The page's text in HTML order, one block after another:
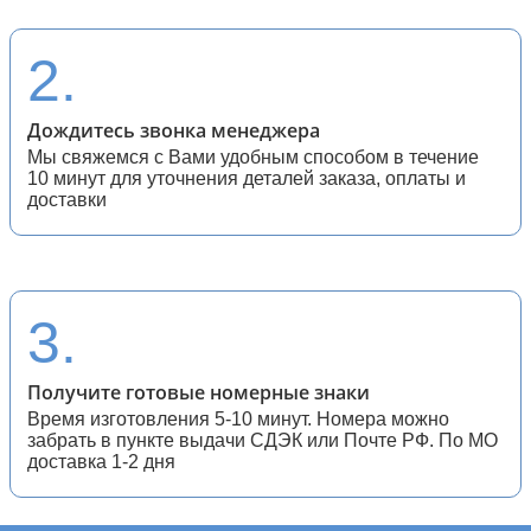
2.
Дождитесь звонка менеджера
Мы свяжемся с Вами удобным способом в течение
10 минут для уточнения деталей заказа, оплаты и
доставки
3.
Получите готовые номерные знаки
Время изготовления 5-10 минут. Номера можно
забрать в пункте выдачи СДЭК или Почте РФ. По МО
доставка 1-2 дня